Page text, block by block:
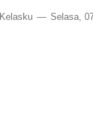
Kelasku Selasa,